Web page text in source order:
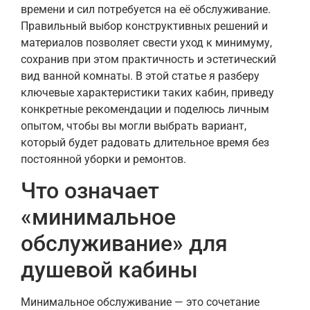
времени и сил потребуется на её обслуживание.
Правильный выбор конструктивных решений и
материалов позволяет свести уход к минимуму,
сохранив при этом практичность и эстетический
вид ванной комнаты. В этой статье я разберу
ключевые характеристики таких кабин, приведу
конкретные рекомендации и поделюсь личным
опытом, чтобы вы могли выбрать вариант,
который будет радовать длительное время без
постоянной уборки и ремонтов.
Что означает
«минимальное
обслуживание» для
душевой кабины
Минимальное обслуживание — это сочетание